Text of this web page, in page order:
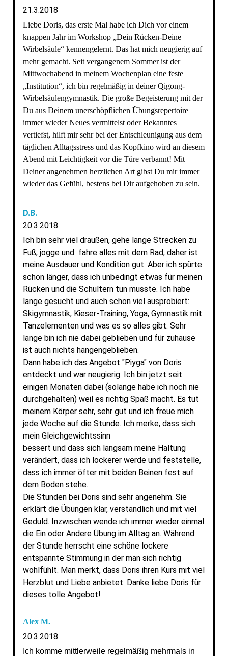
21.3.2018
Liebe Doris, das erste Mal habe ich Dich vor einem
knappen Jahr im Workshop „Dein Rücken-Deine
Wirbelsäule“ kennengelernt. Das hat mich neugierig auf
mehr gemacht. Seit vergangenem Sommer ist der
Mittwochabend in meinem Wochenplan eine feste
„Institution“, ich bin regelmäßig in deiner Qigong-
Wirbelsäulengymnastik. Die große Begeisterung mit der
Du aus Deinem unerschöpflichen Übungsrepertoire
immer wieder Neues vermittelst oder Bekanntes
vertiefst, hilft mir sehr bei der Entschleunigung aus dem
täglichen Alltagsstress und das Kopfkino wird an diesem
Abend mit Leichtigkeit vor die Türe verbannt! Mit
Deiner angenehmen herzlichen Art gibst Du mir immer
wieder das Gefühl, bestens bei Dir aufgehoben zu sein.
D.B.
20.3.2018
Ich bin sehr viel draußen, gehe lange Strecken zu
Fuß, jogge und fahre alles mit dem Rad, daher ist
meine Ausdauer und Kondition gut. Aber ich spürte
schon länger, dass ich unbedingt etwas für meinen
Rücken und die Schultern tun musste. Ich habe
lange gesucht und auch schon viel ausprobiert:
Skigymnastik, Kieser-Training, Yoga, Gymnastik mit
Tanzelementen und was es so alles gibt. Sehr
lange bin ich nie dabei geblieben und für zuhause
ist auch nichts hängengeblieben.
Dann habe ich das Angebot "Piyga" von Doris
entdeckt und war neugierig. Ich bin jetzt seit
einigen Monaten dabei (solange habe ich noch nie
durchgehalten) weil es richtig Spaß macht. Es tut
meinem Körper sehr, sehr gut und ich freue mich
jede Woche auf die Stunde. Ich merke, dass sich
mein Gleichgewichtssinn
bessert und dass sich langsam meine Haltung
verändert, dass ich lockerer werde und feststelle,
dass ich immer öfter mit beiden Beinen fest auf
dem Boden stehe.
Die Stunden bei Doris sind sehr angenehm. Sie
erklärt die Übungen klar, verständlich und mit viel
Geduld. Inzwischen wende ich immer wieder einmal
die Ein oder Andere Übung im Alltag an. Während
der Stunde herrscht eine schöne lockere
entspannte Stimmung in der man sich richtig
wohlfühlt. Man merkt, dass Doris ihren Kurs mit viel
Herzblut und Liebe anbietet. Danke liebe Doris für
dieses tolle Angebot!
Alex M.
20.3.2018
Ich komme mittlerweile regelmäßig mehrmals in